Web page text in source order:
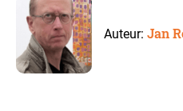
Auteur:Jan